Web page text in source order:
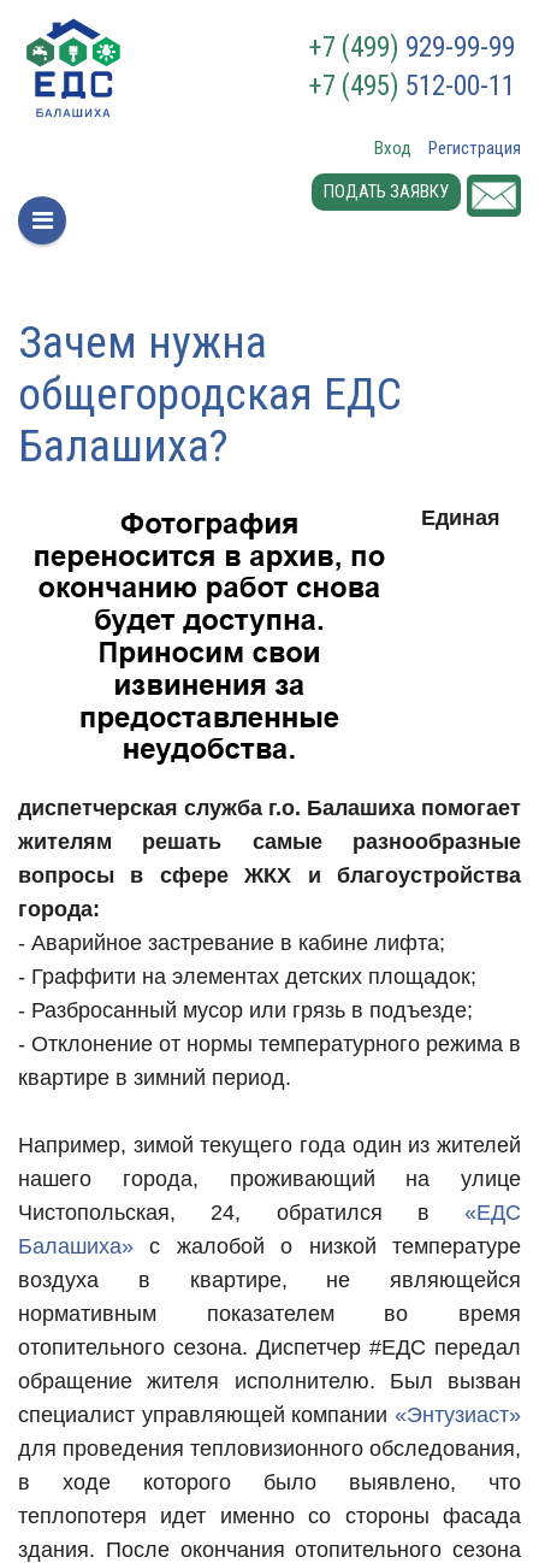
+7 (499) 929-99-99
+7 (495) 512-00-11
Вход
Регистрация
ПОДАТЬ ЗАЯВКУ
Зачем нужна
общегородская ЕДС
Балашиха?
Единая
диспетчерская служба г.о. Балашиха помогает
жителям решать самые разнообразные
вопросы в сфере ЖКХ и благоустройства
города:
- Аварийное застревание в кабине лифта;
- Граффити на элементах детских площадок;
- Разбросанный мусор или грязь в подъезде;
- Отклонение от нормы температурного режима в
квартире в зимний период.
Например, зимой текущего года один из жителей
нашего города, проживающий на улице
Чистопольская, 24, обратился в «ЕДС
Балашиха» с жалобой о низкой температуре
воздуха в квартире, не являющейся
нормативным показателем во время
отопительного сезона. Диспетчер #ЕДС передал
обращение жителя исполнителю. Был вызван
специалист управляющей компании «Энтузиаст»
для проведения тепловизионного обследования,
в ходе которого было выявлено, что
теплопотеря идет именно со стороны фасада
здания. После окончания отопительного сезона